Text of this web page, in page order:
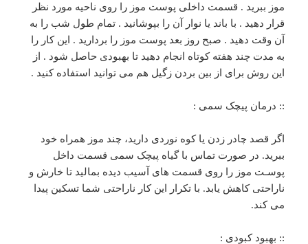
موز ببرید . قسمت داخلی پوست موز را روی ناحیه مورد نظر
قرار دهید . با باند یا نوار آن را بپوشانید . تمام طول شب را به
آن وقت دهید . صبح روز بعد پوست موز را بردارید . این کار را
به مدت چند هفته کوتاه انجام دهید تا بهبودی حاصل شود . از
این روش برای از بین بردن زگیل هم می توانید استفاده کنید .
:: درمان پیچک سمی :
اگر قصد چادر زدن یا کوه نوردی دارید، چند موز همراه خود
ببرید. در صورت تماس با گیاه پیچک سمی قسمت داخل
پوسـت موز را روی قسمت های آسیب دیده بمالید تا خارش و
ناراحتی کاهش یابد. با تکرار این کار ناراحتی شما تسکین پیدا
می کند.
:: بهبود کبودی :